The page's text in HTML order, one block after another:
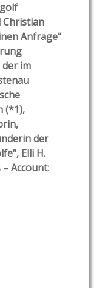
Christian
Anfrage“
im
(*1),
der
Elli H.
Account: